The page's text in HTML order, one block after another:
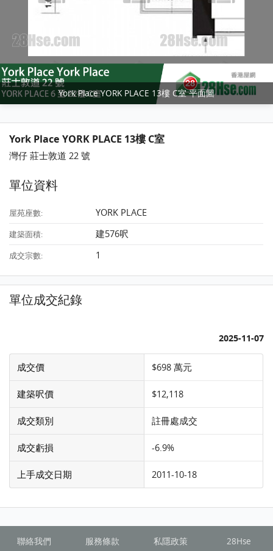
York Place YORK PLACE 13樓 C室 平面圖
York Place YORK PLACE 13樓 C室
灣仔 莊士敦道 22 號
單位資料
屋苑座數: YORK PLACE
建築面積: 建576呎
成交宗數: 1
單位成交紀錄
2025-11-07
成交價 $698 萬元
建築呎價 $12,118
成交類別 註冊處成交
成交虧損 -6.9%
上手成交日期 2011-10-18
聯絡我們 服務條款 私隱政策 28Hse